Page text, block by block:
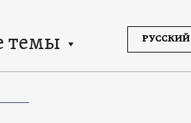
темы РУССКИЙ